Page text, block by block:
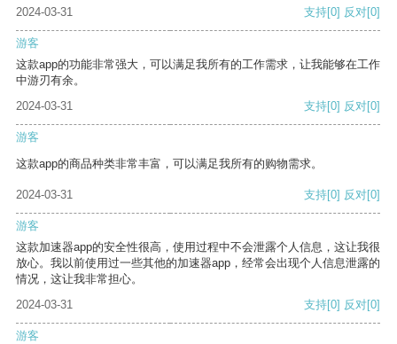
2024-03-31
支持[0] 反对[0]
游客
这款app的功能非常强大，可以满足我所有的工作需求，让我能够在工作
中游刃有余。
2024-03-31
支持[0] 反对[0]
游客
这款app的商品种类非常丰富，可以满足我所有的购物需求。
2024-03-31 支持[0] 反对[0]
游客
这款加速器app的安全性很高，使用过程中不会泄露个人信息，这让我很
放心。我以前使用过一些其他的加速器app，经常会出现个人信息泄露的
情况，这让我非常担心。
2024-03-31
支持[0] 反对[0]
游客